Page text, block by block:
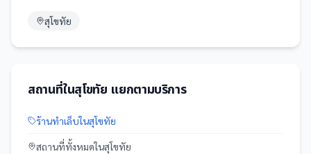
สุโขทัย
สถานที่ในสุโขทัย แยกตามบริการ
ร้านทำเล็บในสุโขทัย
สถานที่ทั้งหมดในสุโขทัย